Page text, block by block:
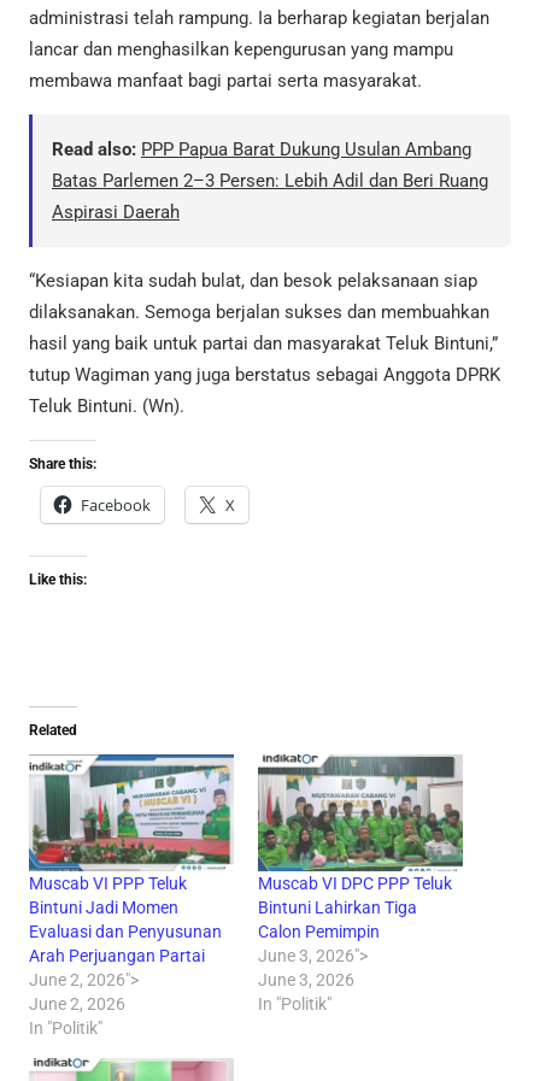
administrasi telah rampung. Ia berharap kegiatan berjalan
lancar dan menghasilkan kepengurusan yang mampu
membawa manfaat bagi partai serta masyarakat.
Read also: PPP Papua Barat Dukung Usulan Ambang
Batas Parlemen 2–3 Persen: Lebih Adil dan Beri Ruang
Aspirasi Daerah
“Kesiapan kita sudah bulat, dan besok pelaksanaan siap
dilaksanakan. Semoga berjalan sukses dan membuahkan
hasil yang baik untuk partai dan masyarakat Teluk Bintuni,”
tutup Wagiman yang juga berstatus sebagai Anggota DPRK
Teluk Bintuni. (Wn).
Share this:
Facebook X
Like this:
Related
Muscab VI PPP Teluk
Bintuni Jadi Momen
Evaluasi dan Penyusunan
Arah Perjuangan Partai
June 2, 2026">
June 2, 2026
In "Politik"
Muscab VI DPC PPP Teluk
Bintuni Lahirkan Tiga
Calon Pemimpin
June 3, 2026">
June 3, 2026
In "Politik"